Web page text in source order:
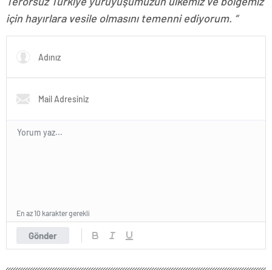
için hayırlara vesile olmasını temenni ediyorum. “
Gönder
En az 10 karakter gerekli